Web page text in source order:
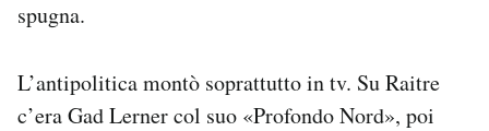
spugna.
L’antipolitica montò soprattutto in tv. Su Raitre
c’era Gad Lerner col suo «Profondo Nord», poi